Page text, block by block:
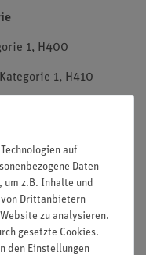
1, H400
1, H410
300,- €
auf
Daten
um z.B. Inhalte und
Drittanbietern
zu analysieren.
gesetzte Cookies.
den Einstellungen